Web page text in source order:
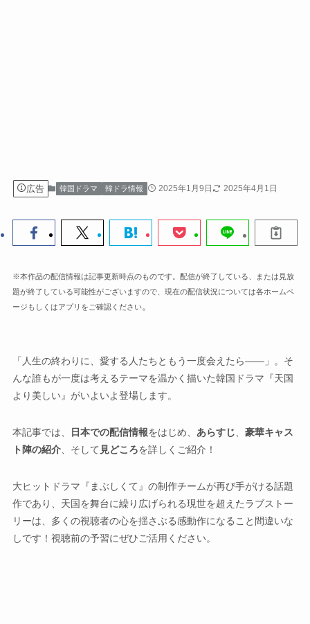
広告 韓国ドラマ 韓ドラ情報 2025年1月9日 2025年4月1日
※本作品の配信情報は記事更新時点のものです。配信が終了している、または見放
題が終了している可能性がございますので、現在の配信状況については各ホームペ
ージもしくはアプリをご確認ください。
「人生の終わりに、愛する人たちともう一度会えたら――」。そ
んな誰もが一度は考えるテーマを温かく描いた韓国ドラマ『天国
より美しい』がいよいよ登場します。
本記事では、 日本での配信情報をはじめ、 あらすじ
豪華キャス
ト陣の紹介、そして 見どころを詳しくご紹介！
大ヒットドラマ『まぶしくて』の制作チームが再び手がける話題
作であり、天国を舞台に繰り広げられる現世を超えたラブストー
リーは、多くの視聴者の心を揺さぶる感動作になること間違いな
しです！視聴前の予習にぜひご活用ください。